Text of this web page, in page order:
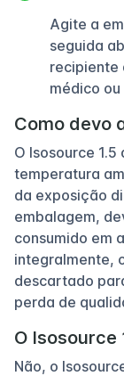
Agite a
seguida
recipiente
médico
Como devo
O Isosource
temperatura
da exposição
embalagem,
consumido em
integralmente,
descartado
perda de
O Isosource
Não, o